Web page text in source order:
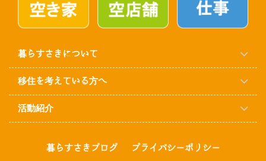
暮らすさきについて
移住を考えている方へ
活動紹介
暮らすさきブログ プライバシーポリシー